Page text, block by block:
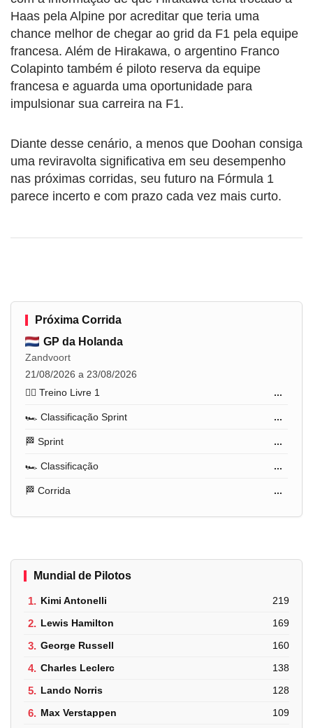
Haas pela Alpine por acreditar que teria uma
chance melhor de chegar ao grid da F1 pela equipe
francesa. Além de Hirakawa, o argentino Franco
Colapinto também é piloto reserva da equipe
francesa e aguarda uma oportunidade para
impulsionar sua carreira na F1.
Diante desse cenário, a menos que Doohan consiga
uma reviravolta significativa em seu desempenho
nas próximas corridas, seu futuro na Fórmula 1
parece incerto e com prazo cada vez mais curto.
Próxima Corrida
GP da Holanda
Zandvoort
21/08/2026 a 23/08/2026
🏋️‍♂️ Treino Livre 1
...
🏎️ Classificação Sprint ...
🏁 Sprint ...
🏎️ Classificação ...
🏁 Corrida ...
Mundial de Pilotos
1. Kimi Antonelli 219
2. Lewis Hamilton 169
3. George Russell 160
4. Charles Leclerc 138
5. Lando Norris 128
6. Max Verstappen 109